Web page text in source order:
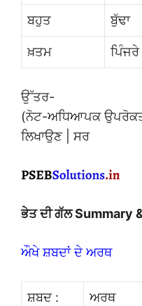
ਬਹੁਤ ਬੁੱਢਾ
ਖ਼ਤਮ ਪਿੰਜਰੇ
ਉੱਤਰ-
(ਨੋਟ-ਅਧਿਆਪਕ
ਲਿਖਾਉਣ | ਸਰ
ਭੇਤ ਦੀ ਗੱਲ Summary
ਔਖੇ ਸ਼ਬਦਾਂ ਦੇ ਅਰਥ
ਸ਼ਬਦ : ਅਰਥ